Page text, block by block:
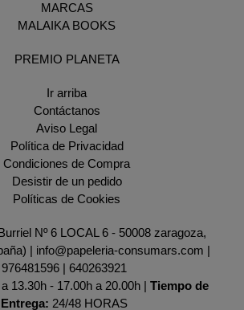
MARCAS
MALAIKA BOOKS
PREMIO PLANETA
Ir arriba
Contáctanos
Aviso Legal
Política de Privacidad
Condiciones de Compra
Desistir de un pedido
Políticas de Cookies
Nº 6 LOCAL 6 - 50008 zaragoza,
| info@papeleria-consumars.com |
976481596
640263921
13.30h - 17.00h a 20.00h | Tiempo de
Entrega: 24/48 HORAS